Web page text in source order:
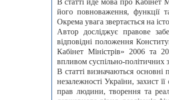
В статті йде мова про Кабінет
його повноваження, функції та
Окрема увага звертається на
Автор досліджує правове
відповідні положення
Кабінет Міністрів» 2006 та
впливом суспільно-політичних
В статті визначаються
незалежності України, захист
прав людини, творення та